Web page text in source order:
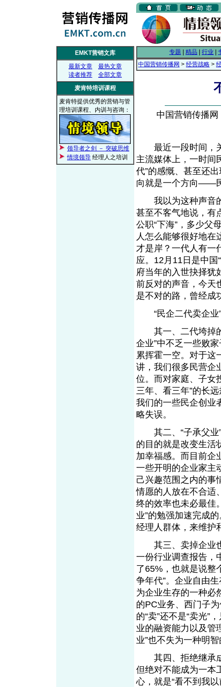
EMKT营销文库
最新文章
最热文章
读者推荐
全部文章
麦肯特培训课程
麦肯特提供优秀的营销与管
理培训课程、内训与咨询：
领导者之剑 － 突破思维
情境领导 经理人之培训
专题 精品 行业
中国营销传播网 > 经营战略 >
中国营销传播
最近一段时间，关
主流媒体上，一时间
代”的感慨、甚至还
向就是一个方向——
我以为这种声音的
甚至不客气地说，有
公职“下海”，多少父
人怎么能够很好地在
才是岸？一代人有一
应。12月11日是中国
府当年的入世抉择犹
前反对的声音，今天
是不对的路，曾经成
“民企二代卖企业”
其一、二代垮掉的
企业”中不乏一些败
累挥霍一空。对于这
讲，我们很多民营企
位。而对家庭、子女
三年、看三年”的长
我们的一些民企创业
略失误。
其二、“子承父业”
的目的就是改变生活
加幸福感。而目前企
一些开明的企业家主
己兴趣范围之内的事
情愿的人放在不合适
终的效率也未必最佳
业”的勉强加速完成
经理人群体，来维护
其三、卖掉企业也
一份行业调查报告，
了65%，也就是说整
争年代”。企业自由
为企业生存的一种必
的PC业务、西门子
的“卖”还不是“卖光”
业的融资能力以及管
业”也不失为一种明
其四、拒绝继承成
但绝对不能成为一本
心，就是“看不到我